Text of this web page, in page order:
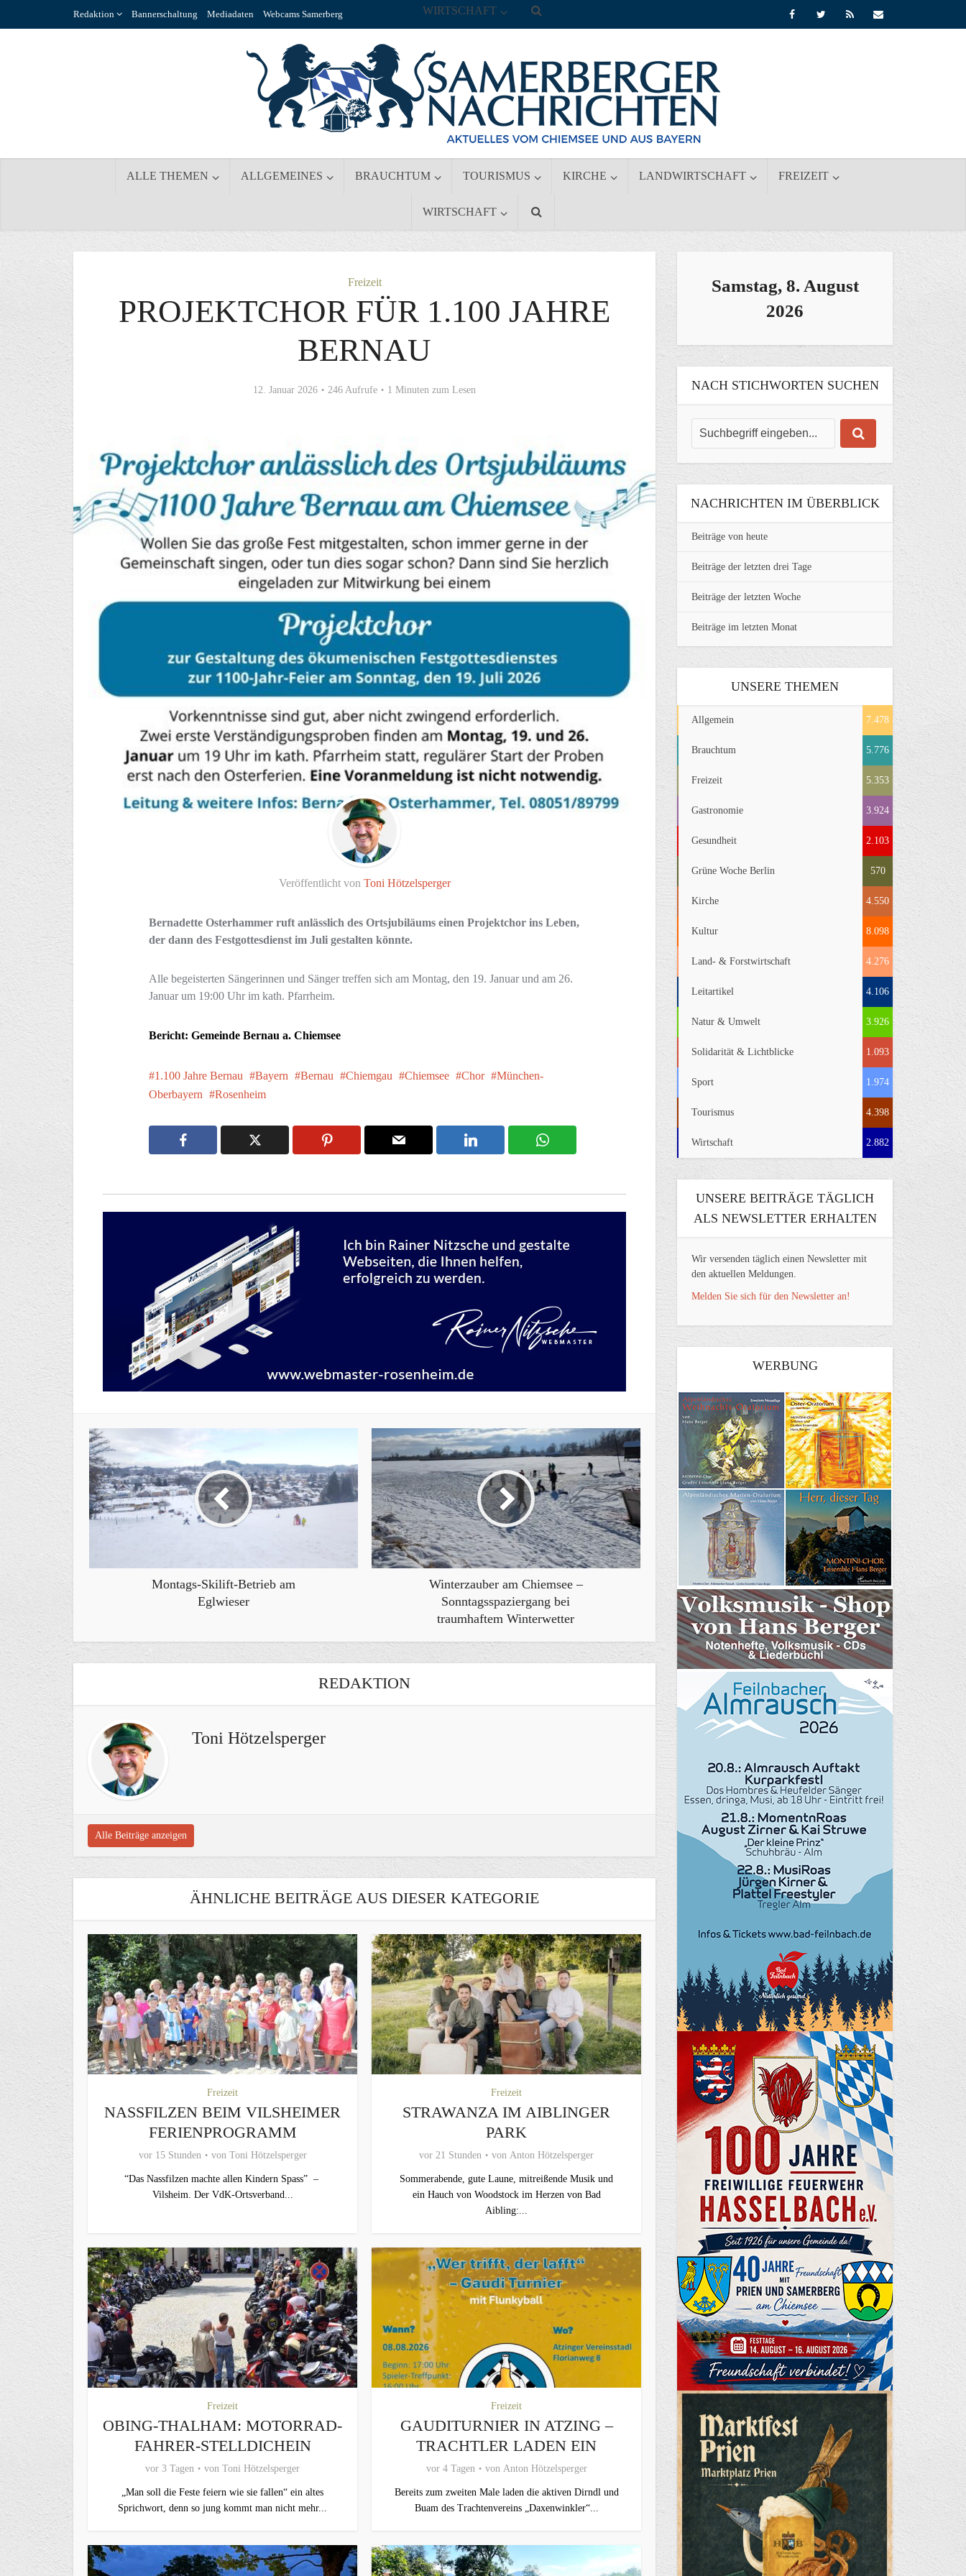
Redaktion Bannerschaltung Mediadaten Webcams Samerberg
ALLE THEMEN ALLGEMEINES BRAUCHTUM TOURISMUS KIRCHE LANDWIRTSCHAFT FREIZEIT
WIRTSCHAFT
WIRTSCHAFT
Freizeit
PROJEKTCHOR FÜR 1.100 JAHRE
BERNAU
12. Januar 2026 246 Aufrufe 1 Minuten zum Lesen
Veröffentlicht von Toni Hötzelsperger
Bernadette Osterhammer ruft anlässlich des Ortsjubiläums einen Projektchor ins Leben,
der dann des Festgottesdienst im Juli gestalten könnte.
Alle begeisterten Sängerinnen und Sänger treffen sich am Montag, den 19. Januar und am 26.
Januar um 19:00 Uhr im kath. Pfarrheim.
Bericht: Gemeinde Bernau a. Chiemsee
1.100 Jahre Bernau Bayern Bernau Chiemgau Chiemsee Chor
München-
Oberbayern
Rosenheim
Montags-Skilift-Betrieb am
Eglwieser
Winterzauber am Chiemsee –
Sonntagsspaziergang bei
traumhaftem Winterwetter
REDAKTION
Toni Hötzelsperger
Alle Beiträge anzeigen
ÄHNLICHE BEITRÄGE AUS DIESER KATEGORIE
Freizeit
NASSFILZEN BEIM VILSHEIMER
FERIENPROGRAMM
vor 15 Stunden von Toni Hötzelsperger
“Das Nassfilzen machte allen Kindern Spass” –
Vilsheim. Der VdK-Ortsverband...
Freizeit
STRAWANZA IM AIBLINGER
PARK
vor 21 Stunden von Anton Hötzelsperger
Sommerabende, gute Laune, mitreißende Musik und
ein Hauch von Woodstock im Herzen von Bad
Aibling:...
Freizeit
OBING-THALHAM: MOTORRAD-
FAHRER-STELLDICHEIN
vor 3 Tagen von Toni Hötzelsperger
„Man soll die Feste feiern wie sie fallen“ ein altes
Sprichwort, denn so jung kommt man nicht mehr...
Freizeit
GAUDITURNIER IN ATZING –
TRACHTLER LADEN EIN
vor 4 Tagen von Anton Hötzelsperger
Bereits zum zweiten Male laden die aktiven Dirndl und
Buam des Trachtenvereins „Daxenwinkler“...
Samstag, 8. August
2026
NACH STICHWORTEN SUCHEN
NACHRICHTEN IM ÜBERBLICK
Beiträge von heute
Beiträge der letzten drei Tage
Beiträge der letzten Woche
Beiträge im letzten Monat
UNSERE THEMEN
Allgemein 7.478
Brauchtum 5.776
Freizeit 5.353
Gastronomie 3.924
Gesundheit 2.103
Grüne Woche Berlin 570
Kirche 4.550
Kultur 8.098
Land- & Forstwirtschaft 4.276
Leitartikel 4.106
Natur & Umwelt 3.926
Solidarität & Lichtblicke 1.093
Sport 1.974
Tourismus 4.398
Wirtschaft 2.882
UNSERE BEITRÄGE TÄGLICH
ALS NEWSLETTER ERHALTEN
Wir versenden täglich einen Newsletter mit
den aktuellen Meldungen.
Melden Sie sich für den Newsletter an!
WERBUNG